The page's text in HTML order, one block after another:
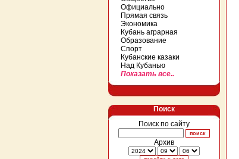
Официально
Прямая связь
Экономика
Кубань аграрная
Образование
Спорт
Кубанские казаки
Над Кубанью
Показать все..
Поиск
Поиск по сайту
Архив